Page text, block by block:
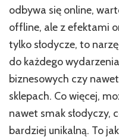
odbywa się online,
offline, ale z efektami
tylko słodycze, to
do każdego
biznesowych czy
sklepach. Co więcej,
nawet smak słodyczy,
bardziej unikalną. To